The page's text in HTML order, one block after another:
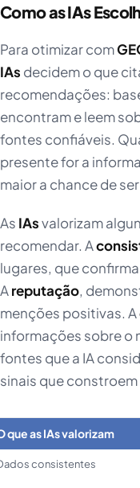
Como as IAs
Para otimizar com
IAs decidem o que
recomendações:
encontram e leem
fontes confiáveis.
presente for a
maior a chance de
As IAsvalorizam
recomendar. A
lugares, que
Areputação,
menções positivas. A
informações sobre o
fontes que a IA
sinais que
que as IAs valorizam
consistentes